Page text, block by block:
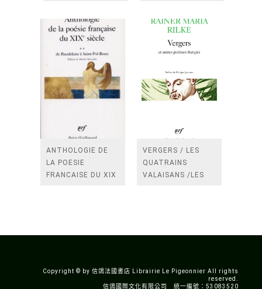
ANTHOLOGIE DE
LA POESIE
FRANCAISE DU XIX
VERGERS / LES
QUATRAINS
VALAISANS /LES
Copyright © by 信鴿法國書店 Librairie Le Pigeonnier All rights
reserved.
信鴿國際文化有限公司 統一編號：53083520